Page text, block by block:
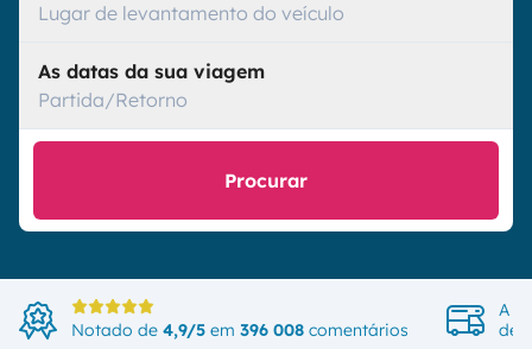
Lugar de levantamento do veículo
As datas da sua viagem
Partida/Retorno
Procurar
Notado de 4,9/5 em 396 008 comentários
A
de